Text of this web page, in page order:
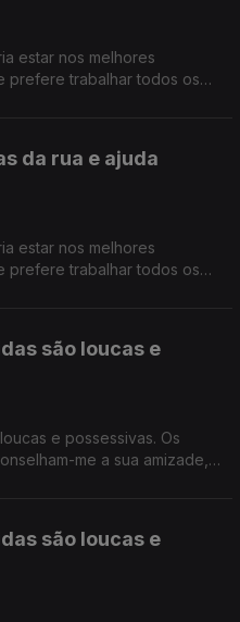
estar nos melhores
prefere trabalhar todos os
da rua e ajuda
estar nos melhores
prefere trabalhar todos os
são loucas e
e possessivas. Os
me a sua amizade,
são loucas e